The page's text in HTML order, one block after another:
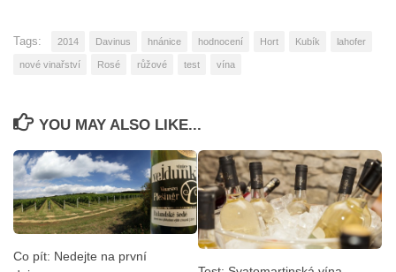
Tags: 2014 Davinus hnánice hodnocení Hort Kubík lahofer
nové vinařství Rosé růžové test vína
YOU MAY ALSO LIKE...
Co pít: Nedejte na první